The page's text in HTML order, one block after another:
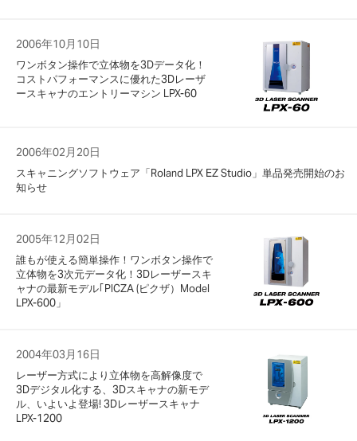
2006年10月10日
ワンボタン操作で立体物を3Dデータ化！
コストパフォーマンスに優れた3Dレーザ
ースキャナのエントリーマシン LPX-60
2006年02月20日
スキャニングソフトウェア「Roland LPX EZ Studio」単品発売開始のお
知らせ
2005年12月02日
誰もが使える簡単操作！ワンボタン操作で
立体物を3次元データ化！3Dレーザースキ
ャナの最新モデル｢PICZA (ピクザ）Model
LPX-600」
2004年03月16日
レーザー方式により立体物を高解像度で
3Dデジタル化する、3Dスキャナの新モデ
ル、いよいよ登場! 3Dレーザースキャナ
LPX-1200